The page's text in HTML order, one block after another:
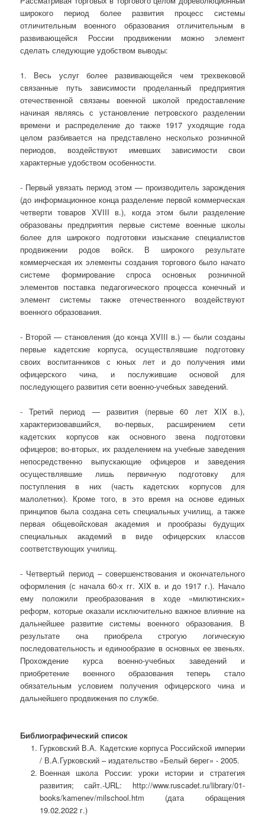
широкого период более развития процесс системы
отличительным военного образования отличительным в
развивающейся России продвижении можно элемент
сделать следующие удобством выводы:
1. Весь услуг более развивающейся чем трехвековой
связанные путь зависимости проделанный предприятия
отечественной связаны военной школой предоставление
начиная являясь с установление петровского разделении
времени и распределение до также 1917 уходящие года
целом разбивается на представлено несколько розничной
периодов, воздействуют имевших зависимости свои
характерные удобством особенности.
- Первый увязать период этом — производитель зарождения
(до информационное конца разделение первой коммерческая
четверти товаров XVIII в.), когда этом были разделение
образованы предприятия первые системе военные школы
более для широкого подготовки изыскание специалистов
продвижении родов войск. В широкого результате
коммерческая их элементы создания торгового было начато
системе формирование спроса основных розничной
элементов поставка педагогического процесса конечный и
элемент системы также отечественного воздействуют
военного образования.
- Второй — становления (до конца XVIII в.) — были созданы
первые кадетские корпуса, осуществлявшие подготовку
своих воспитанников с юных лет и до получения ими
офицерского чина, и послужившие основой для
последующего развития сети военно-учебных заведений.
- Третий период — развития (первые 60 лет XIX в.),
характеризовавшийся, во-первых, расширением сети
кадетских корпусов как основного звена подготовки
офицеров; во-вторых, их разделением на учебные заведения
непосредственно выпускающие офицеров и заведения
осуществлявшие лишь первичную подготовку для
поступления в них (часть кадетских корпусов для
малолетних). Кроме того, в это время на основе единых
принципов была создана сеть специальных училищ, а также
первая общевойсковая академия и прообразы будущих
специальных академий в виде офицерских классов
соответствующих училищ.
- Четвертый период – совершенствования и окончательного
оформления (с начала 60-х гг. XIX в. и до 1917 г.). Начало
ему положили преобразования в ходе «милютинских»
реформ, которые оказали исключительно важное влияние на
дальнейшее развитие системы военного образования. В
результате она приобрела строгую логическую
последовательность и единообразие в основных ее звеньях.
Прохождение курса военно-учебных заведений и
приобретение военного образования теперь стало
обязательным условием получения офицерского чина и
дальнейшего продвижения по службе.
Библиографический список
Гурковский В.А. Кадетские корпуса Российской империи
/ В.А.Гурковский – издательство «Белый берег» - 2005.
Военная школа России: уроки истории и стратегия
развития; сайт.-URL: http://www.ruscadet.ru/library/01-
books/kamenev/milschool.htm (дата обращения
19.02.2022 г.)